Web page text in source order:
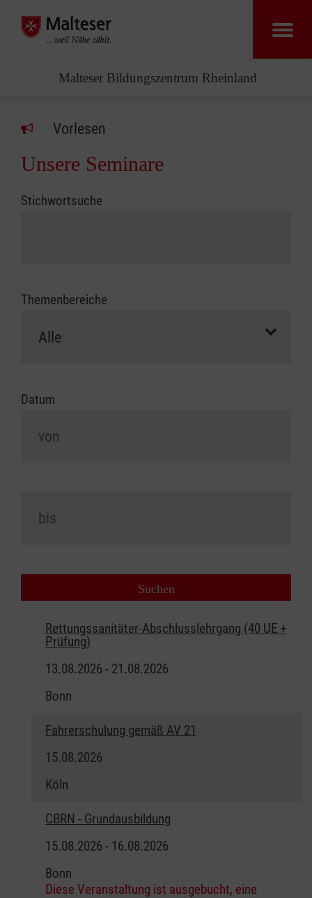
Malteser Bildungszentrum Rheinland
Vorlesen
Unsere Seminare
Stichwortsuche
Themenbereiche
Datum
Rettungssanitäter-Abschlusslehrgang (40 UE +
Prüfung)
13.08.2026 - 21.08.2026
Bonn
Fahrerschulung gemäß AV 21
15.08.2026
Köln
CBRN - Grundausbildung
15.08.2026 - 16.08.2026
Bonn
Diese Veranstaltung ist ausgebucht, eine